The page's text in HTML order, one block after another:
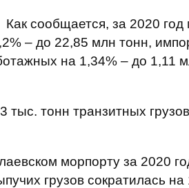
Как сообщается, за 2020 год
– до 22,85 млн тонн,
на 1,34% – до 1,11
тонн транзитных
морпорту за 2020
грузов сократилась